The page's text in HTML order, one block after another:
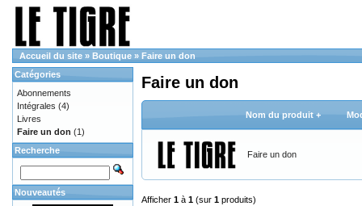
Accueil du site » Boutique » Faire un don
Faire un don
Nom du produit +
Faire un don
Afficher 1 à 1 (sur 1 produits)
Catégories
Abonnements
Intégrales (4)
Livres
Faire un don (1)
Recherche
Nouveautés